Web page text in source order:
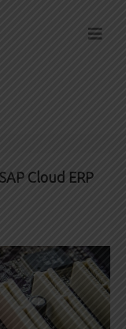
Cloud ERP